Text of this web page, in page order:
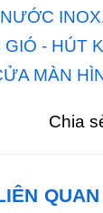
INOX
- HÚT
MÀN
Chia
QUAN